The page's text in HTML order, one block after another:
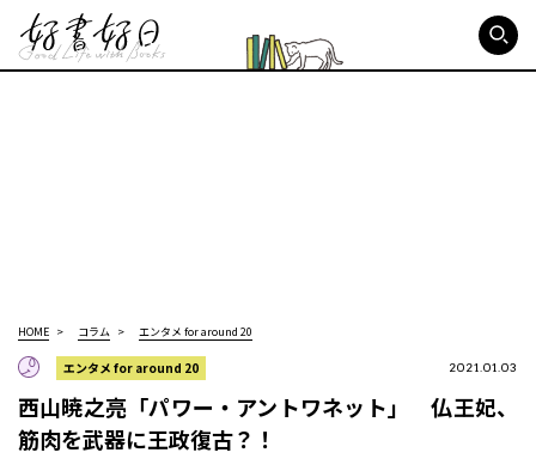
HOME コラム エンタメ for around 20
エンタメ for around 20 2021.01.03
西山暁之亮「パワー・アントワネット」 仏王妃、
筋肉を武器に王政復古？！